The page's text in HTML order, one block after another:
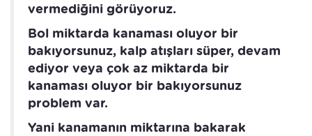
vermediğini görüyoruz.
Bol miktarda kanaması oluyor bir
bakıyorsunuz, kalp atışları süper, devam
ediyor veya çok az miktarda bir
kanaması oluyor bir bakıyorsunuz
problem var.
Yani kanamanın miktarına bakarak